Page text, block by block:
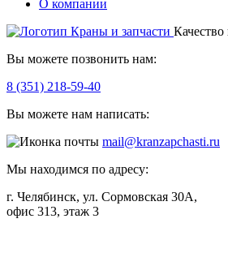
О компании
Вы можете позвонить нам:
8 (351) 218-59-40
Вы можете нам написать:
mail@kranzapchasti.ru
Мы находимся по адресу:
г. Челябинск, ул. Сормовская 30А,
офис 313, этаж 3